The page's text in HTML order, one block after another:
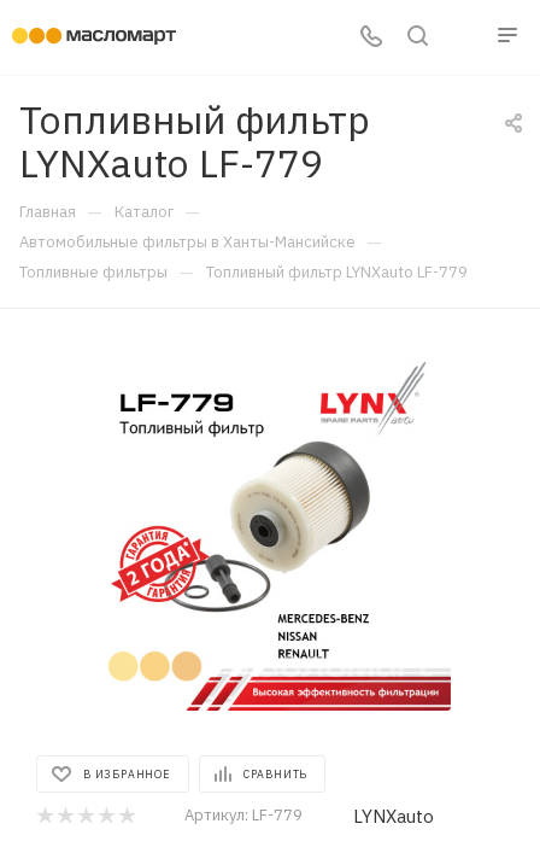
Топливный фильтр
LYNXauto LF-779
Главная — Каталог —
Автомобильные фильтры в Ханты-Мансийске —
Топливные фильтры — Топливный фильтр LYNXauto LF-779
В ИЗБРАННОЕ СРАВНИТЬ
Артикул: LF-779 LYNXauto